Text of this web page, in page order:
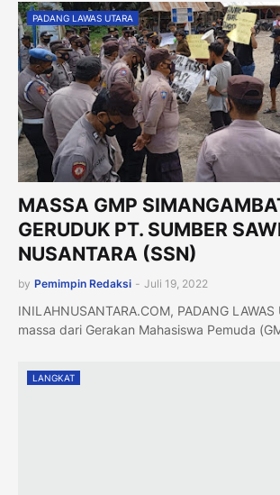
PADANG LAWAS UTARA
MASSA GMP
GERUDUK PT. SUMBER
NUSANTARA (SSN)
by Pemimpin Redaksi - Juli 19, 2022
INILAHNUSANTARA.COM, PADANG LAWAS
massa dari Gerakan Mahasiswa Pemuda
LANGKAT